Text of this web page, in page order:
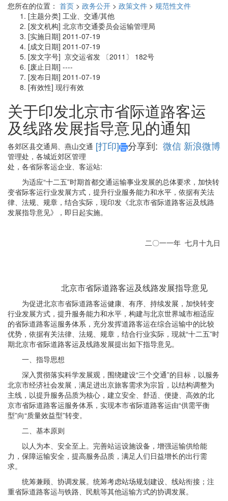
您所在的位置： 首页 > 政务公开 > 政策文件 > 规范性文件
[主题分类] 工业、交通/其他
[发文机构] 北京市交通委员会运输管理局
[实施日期] 2011-07-19
[成文日期] 2011-07-19
[发文字号] 京交运省发 〔2011〕
182号
[废止日期] ----
[发布日期] 2011-07-19
[有效性] 现行有效
关于印发北京市省际道路客运
及线路发展指导意见的通知
[打印] 分享到: 微信 新浪微博
各郊区县交通局、燕山交通
管理处，各城近郊区管理
处，各省际客运企业、客运站:
为适应“十二五”时期首都交通运输事业发展的总体要求，加快转
变省际客运行业发展方式，提升行业服务能力和水平，依据有关法
律、法规、规章，结合实际，现印发《北京市省际道路客运及线路
发展指导意见》，即日起实施。
二〇一一年 七月十九日
北京市省际道路客运及线路发展指导意见
为促进北京市省际道路客运健康、有序、持续发展，加快转变
行业发展方式，提升服务能力和水平，构建与北京世界城市相适应
的省际道路客运服务体系，充分发挥道路客运在综合运输中的比较
优势，依据有关法律、法规、规章，结合行业实际，现就“十二五”时
期北京市省际道路客运及线路发展提出如下指导意见。
一、指导思想
深入贯彻落实科学发展观，围绕建设“三个交通”的目标，以服务
北京市经济社会发展，满足进出京旅客需求为宗旨，以结构调整为
主线，以提升服务品质为核心，建立安全、舒适、便捷、高效的北
京市省际道路客运服务体系，实现本市省际道路客运由“供需平衡
型”向“质量效益型”转变。
二、基本原则
以人为本、安全至上。完善站运设施设备，增强运输供给能
力，保障运输安全，提高服务品质，满足人们日益增长的出行需
求。
统筹兼顾、协调发展。统筹考虑站场规划建设、线站衔接；注
重省际道路客运与铁路、民航等其他运输方式的协调发展。